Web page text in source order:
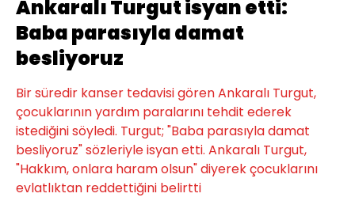
Ankaralı Turgut isyan etti:
Baba parasıyla damat
besliyoruz
Bir süredir kanser tedavisi gören Ankaralı Turgut,
çocuklarının yardım paralarını tehdit ederek
istediğini söyledi. Turgut; "Baba parasıyla damat
besliyoruz" sözleriyle isyan etti. Ankaralı Turgut,
"Hakkım, onlara haram olsun" diyerek çocuklarını
evlatlıktan reddettiğini belirtti